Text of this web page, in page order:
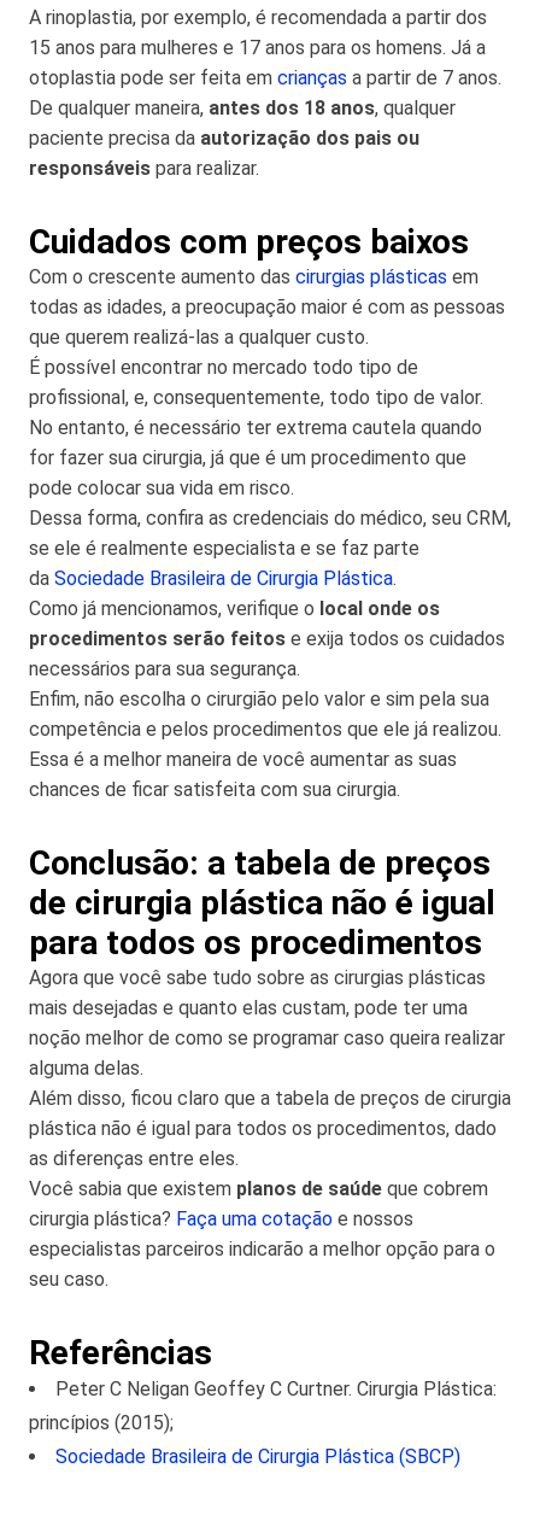
A rinoplastia, por exemplo, é recomendada a partir dos
15 anos para mulheres e 17 anos para os homens. Já a
otoplastia pode ser feita em crianças a partir de 7 anos.
De qualquer maneira, antes dos 18 anos, qualquer
paciente precisa da autorização dos pais ou
responsáveis para realizar.
Cuidados com preços baixos
Com o crescente aumento das cirurgias plásticas em
todas as idades, a preocupação maior é com as pessoas
que querem realizá-las a qualquer custo.
É possível encontrar no mercado todo tipo de
profissional, e, consequentemente, todo tipo de valor.
No entanto, é necessário ter extrema cautela quando
for fazer sua cirurgia, já que é um procedimento que
pode colocar sua vida em risco.
Dessa forma, confira as credenciais do médico, seu CRM,
se ele é realmente especialista e se faz parte
da Sociedade Brasileira de Cirurgia Plástica.
Como já mencionamos, verifique o local onde os
procedimentos serão feitos e exija todos os cuidados
necessários para sua segurança.
Enfim, não escolha o cirurgião pelo valor e sim pela sua
competência e pelos procedimentos que ele já realizou.
Essa é a melhor maneira de você aumentar as suas
chances de ficar satisfeita com sua cirurgia.
Conclusão: a tabela de preços
de cirurgia plástica não é igual
para todos os procedimentos
Agora que você sabe tudo sobre as cirurgias plásticas
mais desejadas e quanto elas custam, pode ter uma
noção melhor de como se programar caso queira realizar
alguma delas.
Além disso, ficou claro que a tabela de preços de cirurgia
plástica não é igual para todos os procedimentos, dado
as diferenças entre eles.
Você sabia que existem planos de saúde que cobrem
cirurgia plástica? Faça uma cotação e nossos
especialistas parceiros indicarão a melhor opção para o
seu caso.
Referências
Peter C Neligan Geoffey C Curtner. Cirurgia Plástica:
princípios (2015);
Sociedade Brasileira de Cirurgia Plástica (SBCP)